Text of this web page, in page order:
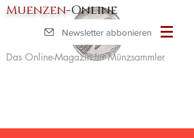
Muenzen-Online
Das Online-Magazin für Münzsammler
Newsletter abbonieren